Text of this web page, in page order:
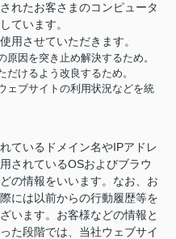
れたお客さまのコンピュータ
ています。
用させていただきます。
原因を突き止め解決するため。
だけるよう改良するため。
ェブサイトの利用状況などを統
ているドメイン名やIPアドレ
されているOSおよびブラウ
の情報をいいます。なお、お
には以前からの行動履歴等を
います。お客様などの情報と
た段階では、当社ウェブサイ